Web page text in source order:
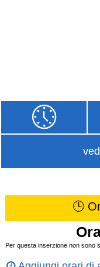
🕒
Per questa inserzione non sono